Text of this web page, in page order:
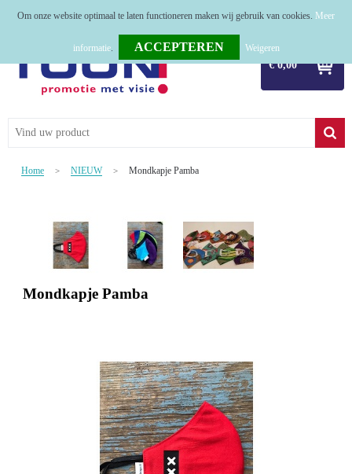
€ 0,00
Relatiegeschenken
Kerstpakketten
Tastingpakketten
Home > NIEUW > Mondkapje Pamba
Mondkapje Pamba
Om onze website optimaal te laten functioneren maken wij gebruik van cookies. Meer
informatie. Weigeren